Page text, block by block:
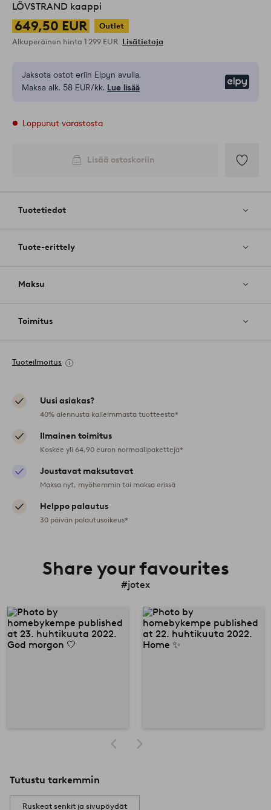
LÖVSTRAND kaappi
649,50 EUR
Outlet
Alkuperäinen hinta 1 299 EUR Lisätietoja
Jaksota ostot eriin Elpyn avulla.
Maksa alk. 58 EUR/kk. Lue lisää
Loppunut varastosta
Lisää ostoskoriin
Tuotetiedot
Tuote-erittely
Maksu
Toimitus
Tuoteilmoitus
Uusi asiakas?
40% alennusta kalleimmasta tuotteesta*
Ilmainen toimitus
Koskee yli 64,90 euron normaalipaketteja*
Joustavat maksutavat
Maksa nyt, myöhemmin tai maksa erissä
Helppo palautus
30 päivän palautusoikeus*
Share your favourites
#jotex
Tutustu tarkemmin
Ruskeat senkit ja sivupöydät